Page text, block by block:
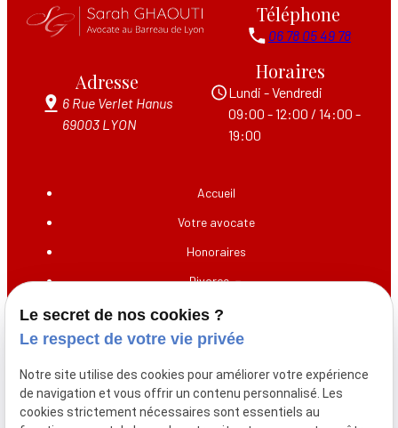
Téléphone
06 78 05 49 78
Adresse
6 Rue Verlet Hanus
69003 LYON
Horaires
Lundi - Vendredi
09:00 - 12:00 / 14:00 -
19:00
Accueil
Votre avocate
Honoraires
Divorce
Droit de la famille
Droit des mineurs
Droit pénal
Droit des victimes
Le secret de nos cookies ?
Le respect de votre vie privée
Notre site utilise des cookies pour améliorer votre expérience
de navigation et vous offrir un contenu personnalisé. Les
cookies strictement nécessaires sont essentiels au